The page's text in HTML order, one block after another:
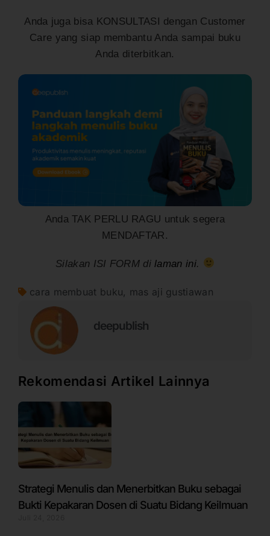
Anda juga bisa KONSULTASI dengan Customer
Care yang siap membantu Anda sampai buku
Anda diterbitkan.
Anda TAK PERLU RAGU untuk segera
MENDAFTAR.
Silakan ISI FORM di laman ini.
cara membuat buku mas aji gustiawan
deepublish
Rekomendasi Artikel Lainnya
Strategi Menulis dan Menerbitkan Buku sebagai
Bukti Kepakaran Dosen di Suatu Bidang Keilmuan